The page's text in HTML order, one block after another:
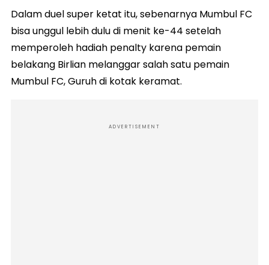
Dalam duel super ketat itu, sebenarnya Mumbul FC
bisa unggul lebih dulu di menit ke-44 setelah
memperoleh hadiah penalty karena pemain
belakang Birlian melanggar salah satu pemain
Mumbul FC, Guruh di kotak keramat.
ADVERTISEMENT